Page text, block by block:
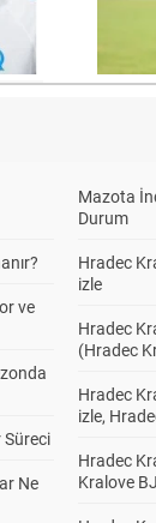
ve
Süreci
Ne
Mazota
Durum
Hradec
izle
Hradec
(Hradec
Hradec
izle,
Hradec
Kralove